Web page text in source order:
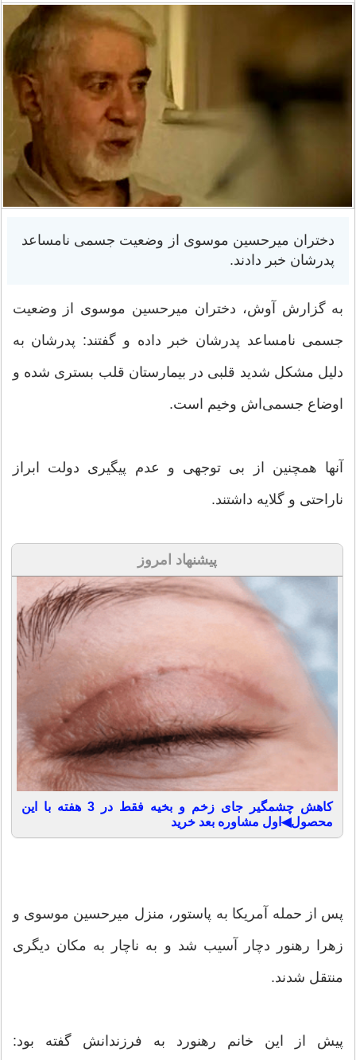
دختران میرحسین موسوی از وضعیت جسمی نامساعد
پدرشان خبر دادند.
به گزارش آوش، دختران میرحسین موسوی از وضعیت
جسمی نامساعد پدرشان خبر داده‌ و گفتند: پدرشان به
دلیل مشکل شدید قلبی در بیمارستان قلب بستری شده و
اوضاع جسمی‌اش وخیم است.
آنها همچنین از بی توجهی و عدم پیگیری دولت ابراز
ناراحتی و گلایه داشتند.
پیشنهاد امروز
کاهش چشمگیر جای زخم و بخیه فقط در 3 هفته با این
محصول◀اول مشاوره بعد خرید
پس از حمله آمریکا به پاستور، منزل میرحسین موسوی و
زهرا رهنور دچار آسیب شد و به ناچار به مکان دیگری
منتقل شدند.
پیش از این خانم رهنورد به فرزندانش گفته بود: